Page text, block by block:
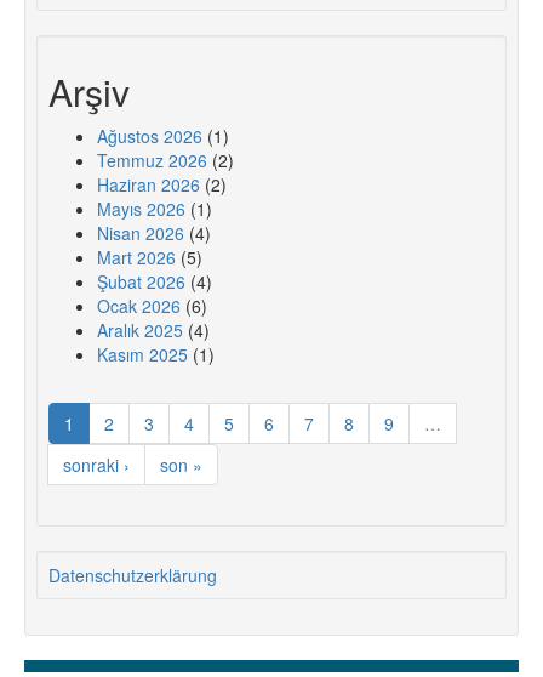
Arşiv
Ağustos 2026 (1)
Temmuz 2026 (2)
Haziran 2026 (2)
Mayıs 2026 (1)
Nisan 2026 (4)
Mart 2026 (5)
Şubat 2026 (4)
Ocak 2026 (6)
Aralık 2025 (4)
Kasım 2025 (1)
1 2 3 4 5 6 7 8 9
…
sonraki ›
son »
Datenschutzerklärung